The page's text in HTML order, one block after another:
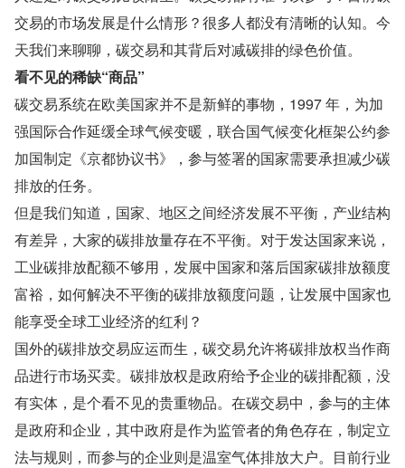
交易的市场发展是什么情形？很多人都没有清晰的认知。今
天我们来聊聊，碳交易和其背后对减碳排的绿色价值。
看不见的稀缺“商品”
碳交易系统在欧美国家并不是新鲜的事物，1997 年，为加
强国际合作延缓全球气候变暖，联合国气候变化框架公约参
加国制定《京都协议书》，参与签署的国家需要承担减少碳
排放的任务。
但是我们知道，国家、地区之间经济发展不平衡，产业结构
有差异，大家的碳排放量存在不平衡。对于发达国家来说，
工业碳排放配额不够用，发展中国家和落后国家碳排放额度
富裕，如何解决不平衡的碳排放额度问题，让发展中国家也
能享受全球工业经济的红利？
国外的碳排放交易应运而生，碳交易允许将碳排放权当作商
品进行市场买卖。碳排放权是政府给予企业的碳排配额，没
有实体，是个看不见的贵重物品。在碳交易中，参与的主体
是政府和企业，其中政府是作为监管者的角色存在，制定立
法与规则，而参与的企业则是温室气体排放大户。目前行业